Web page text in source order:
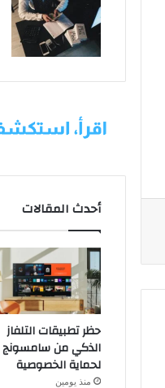
أحدث المقالات
حظر تطبيقات التلفاز
الذكي من سامسونج
لحماية الخصوصية
منذ يومين